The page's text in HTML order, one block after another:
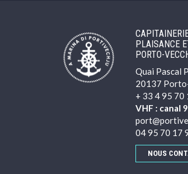
PLAISANCE
PORTO-
Quai Pascal
20137
+ 33 4 95 70
VHF : canal 9
04 95 70 17
NOUS